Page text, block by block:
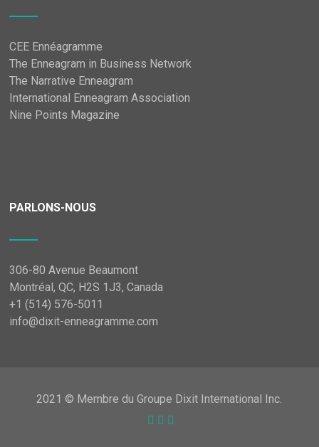
CEE Ennéagramme
The Enneagram in Business Network
The Narrative Enneagram
International Enneagram Association
Nine Points Magazine
PARLONS-NOUS
306-80 Avenue Beaumont
Montréal, QC, H2S 1J3, Canada
+1 (514) 576-5011
info@dixit-enneagramme.com
2021 © Membre du Groupe Dixit International Inc.